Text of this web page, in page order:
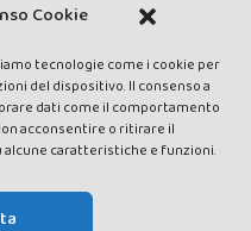
Cookie
tecnologie come i cookie per
del dispositivo. Il consenso a
dati come il comportamento
acconsentire o ritirare il
caratteristiche e funzioni.
il Tribunale di Siena con
Responsabile: Chiara